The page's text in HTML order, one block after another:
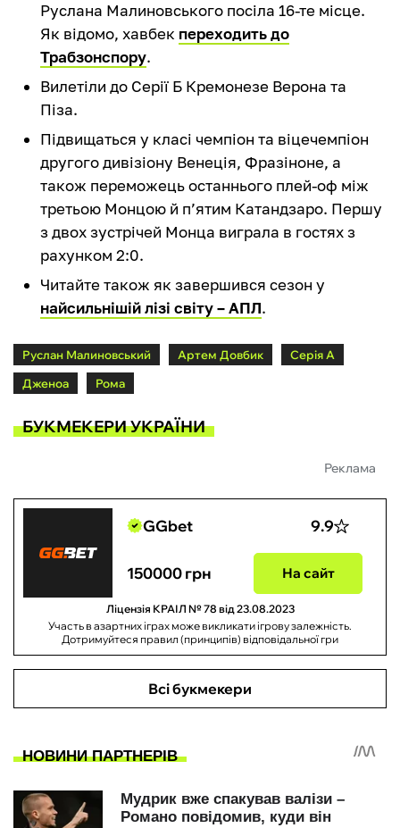
Руслана Малиновського посіла 16-те місце.
Як відомо, хавбек переходить до
Трабзонспору.
Вилетіли до Серії Б Кремонезе Верона та
Піза.
Підвищаться у класі чемпіон та віцечемпіон
другого дивізіону Венеція, Фразіноне, а
також переможець останнього плей-оф між
третьою Монцою й п’ятим Катандзаро. Першу
з двох зустрічей Монца виграла в гостях з
рахунком 2:0.
Читайте також як завершився сезон у
найсильнішій лізі світу – АПЛ.
Руслан Малиновський Артем Довбик
Серія А
Дженоа
Рома
БУКМЕКЕРИ УКРАЇНИ
Реклама
GGbet 9.9
150000 грн На сайт
Ліцензія КРАІЛ № 78 від 23.08.2023
Участь в азартних іграх може викликати ігрову залежність.
Дотримуйтеся правил (принципів) відповідальної гри
Всі букмекери